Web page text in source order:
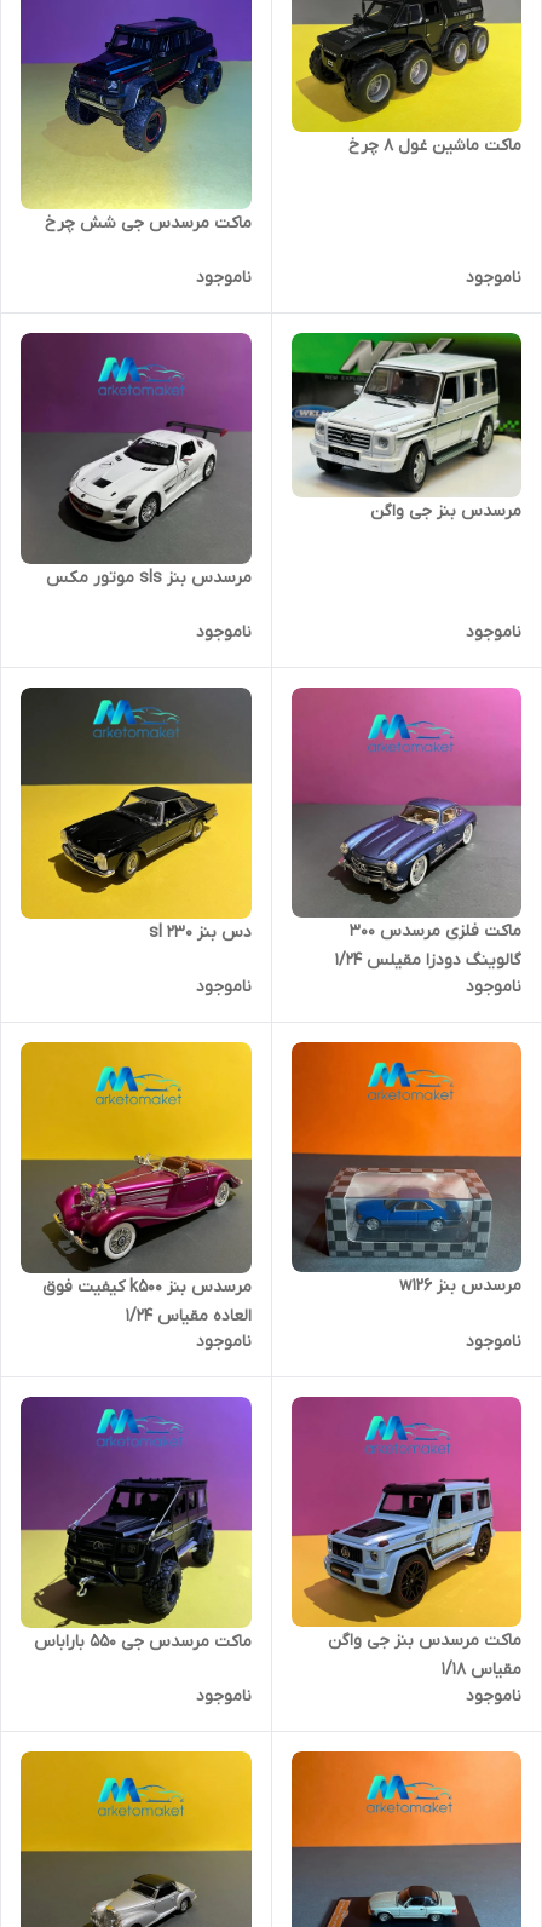
ماکت ماشین غول ۸ چرخ
ناموجود
ماکت مرسدس جی شش چرخ
ناموجود
مرسدس بنز جی واگن
ناموجود
مرسدس بنز sls موتور مکس
ناموجود
ماکت فلزی مرسدس ۳۰۰
گالوینگ دودزا مقیلس ۱/۲۴
کیفیت عالی
ناموجود
دس بنز 230 sl
ناموجود
مرسدس بنز w126
ناموجود
مرسدس بنز k۵۰۰ کیفیت فوق
العاده مقیاس ۱/۲۴
ناموجود
ماکت مرسدس بنز جی واگن
مقیاس ۱/۱۸
ناموجود
ماکت مرسدس جی ۵۵۰ باراباس
ناموجود